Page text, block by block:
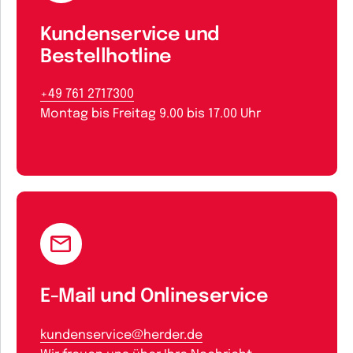
Kundenservice und
Bestellhotline
+49 761 2717300
Montag bis Freitag 9.00 bis 17.00 Uhr
E-Mail und Onlineservice
kundenservice@herder.de